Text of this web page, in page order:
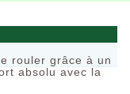
rouler grâce à un
absolu avec la